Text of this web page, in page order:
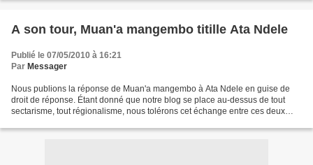
A son tour, Muan'a mangembo titille Ata Ndele
Publié le 07/05/2010 à 16:21
Par Messager
Nous publions la réponse de Muan'a mangembo à Ata Ndele en guise de
droit de réponse. Étant donné que notre blog se place au-dessus de tout
sectarisme, tout régionalisme, nous tolérons cet échange entre ces deux